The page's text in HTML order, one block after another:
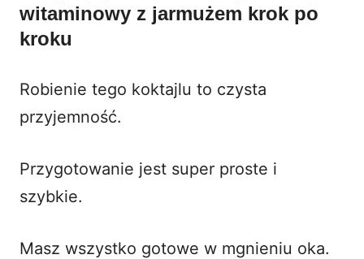
witaminowy z jarmużem krok po
kroku
Robienie tego koktajlu to czysta
przyjemność.
Przygotowanie jest super proste i
szybkie.
Masz wszystko gotowe w mgnieniu oka.